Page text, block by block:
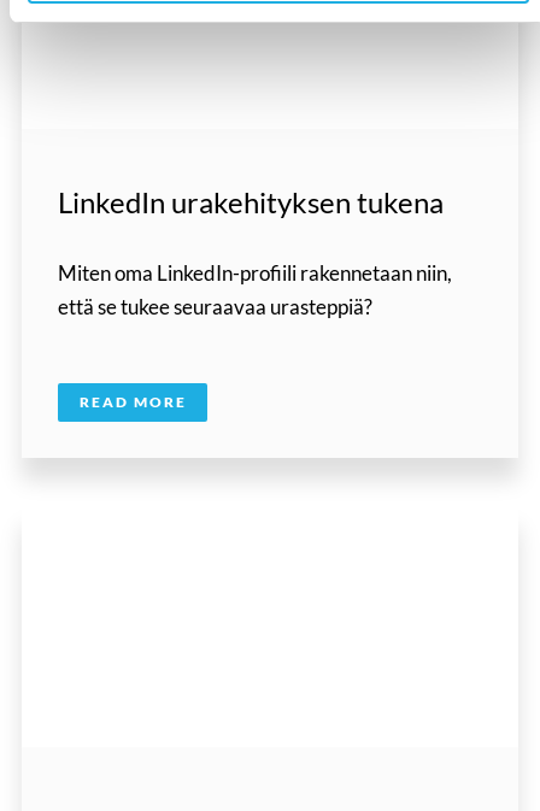
LinkedIn urakehityksen tukena
Miten oma LinkedIn-profiili rakennetaan niin,
että se tukee seuraavaa urasteppiä?
READ MORE